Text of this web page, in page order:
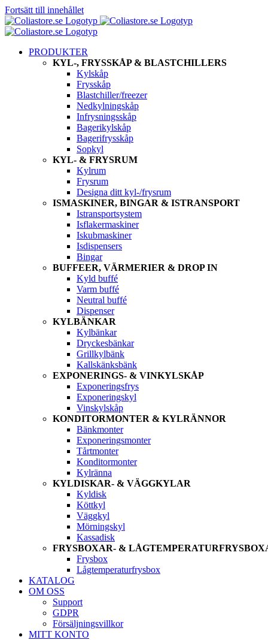
Fortsätt till innehållet
PRODUKTER
KYL-, FRYSSKÅP & BLASTCHILLERS
Kylskåp
Frysskåp
Blastchiller/freezer
Nedkylningskåp
Infrysningsskåp
Bagerikylskåp
Bagerifrysskåp
Sopkyl
KYL- & FRYSRUM
Kylrum
Frysrum
Designa ditt kyl-/frysrum
ISMASKINER, BINGAR & ISTRANSPORT
Istransportsystem
Isflakermaskiner
Iskubmaskiner
Isdispensers
Bingar
BUFFEER, VÄRMERIER & DROP IN
Kyld buffé
Varm buffé
Neutral buffé
Dispenser
KYLBÄNKAR
Kylbänkar
Dryckesbänkar
Grillkylbänk
Kallskänksbänk
EXPONERINGS- & VINKYLSKÅP
Exponeringsfrys
Exponeringskyl
Vinskylskåp
KONDITORMONTER & KYLRÄNNOR
Bänkmonter
Exponeringsmonter
Tårtmonter
Konditormonter
Kylränna
KYLDISKAR- & VÄGGKYLAR
Kyldisk
Köttkyl
Väggkyl
Mörningskyl
Kassadisk
FRYSBOXAR- &
Frysbox
Lågtemperaturfrysbox
KATALOG
OM OSS
Support
GDPR
Försäljningsvillkor
MITT KONTO